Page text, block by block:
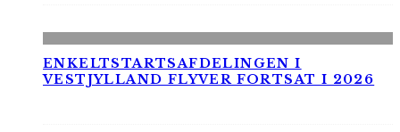
ENKELTSTARTSAFDELINGEN I
VESTJYLLAND FLYVER FORTSAT I 2026